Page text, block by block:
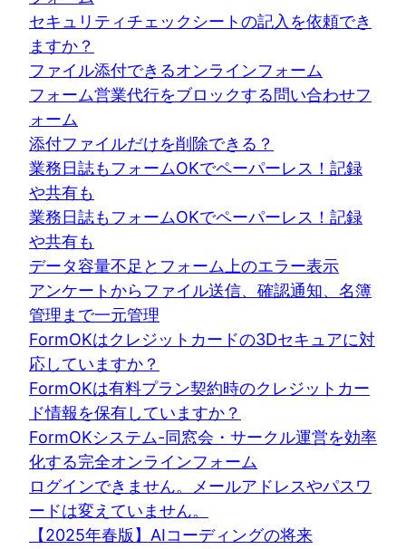
セキュリティチェックシートの記入を依頼でき
ますか？
ファイル添付できるオンラインフォーム
フォーム営業代行をブロックする問い合わせフ
ォーム
添付ファイルだけを削除できる？
業務日誌もフォームOKでペーパーレス！記録
や共有も
業務日誌もフォームOKでペーパーレス！記録
や共有も
データ容量不足とフォーム上のエラー表示
アンケートからファイル送信、確認通知、名簿
管理まで一元管理
FormOKはクレジットカードの3Dセキュアに対
応していますか？
FormOKは有料プラン契約時のクレジットカー
ド情報を保有していますか？
FormOKシステム-同窓会・サークル運営を効率
化する完全オンラインフォーム
ログインできません。メールアドレスやパスワ
ードは変えていません。
【2025年春版】AIコーディングの将来